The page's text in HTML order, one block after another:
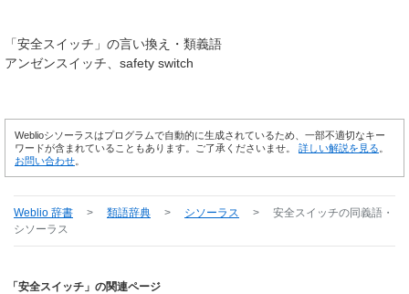
「安全スイッチ 」の言い換え・類義語
アンゼンスイッチ
safety switch
Weblioシソーラスはプログラムで自動的に生成されているため、一部不適切なキー
ワードが含まれていることもあります。ご了承くださいませ。 詳しい解説を見る
お問い合わせ
Weblio 辞書 > 類語辞典 > シソーラス > 安全スイッチの同義語・
シソーラス
「安全スイッチ」の関連ページ